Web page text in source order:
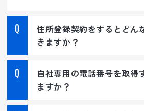
住所登録契約をするとどん
きますか？
自社専用の電話番号を取得
ますか？